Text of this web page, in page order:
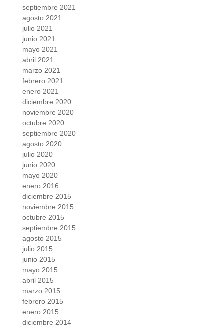
septiembre 2021
agosto 2021
julio 2021
junio 2021
mayo 2021
abril 2021
marzo 2021
febrero 2021
enero 2021
diciembre 2020
noviembre 2020
octubre 2020
septiembre 2020
agosto 2020
julio 2020
junio 2020
mayo 2020
enero 2016
diciembre 2015
noviembre 2015
octubre 2015
septiembre 2015
agosto 2015
julio 2015
junio 2015
mayo 2015
abril 2015
marzo 2015
febrero 2015
enero 2015
diciembre 2014